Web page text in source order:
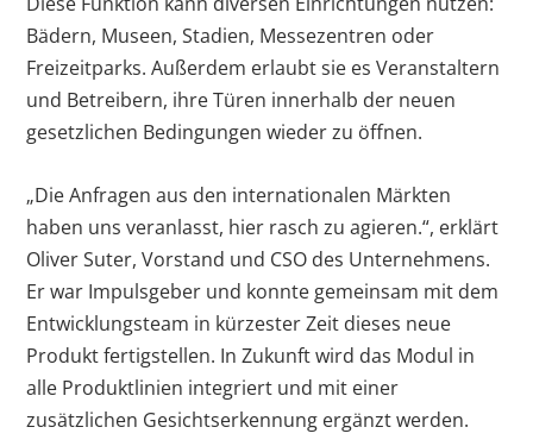
Bädern, Museen, Stadien, Messezentren oder
Freizeitparks. Außerdem erlaubt sie es Veranstaltern
und Betreibern, ihre Türen innerhalb der neuen
gesetzlichen Bedingungen wieder zu öffnen.
„Die Anfragen aus den internationalen Märkten
haben uns veranlasst, hier rasch zu agieren.“, erklärt
Oliver Suter, Vorstand und CSO des Unternehmens.
Er war Impulsgeber und konnte gemeinsam mit dem
Entwicklungsteam in kürzester Zeit dieses neue
Produkt fertigstellen. In Zukunft wird das Modul in
alle Produktlinien integriert und mit einer
zusätzlichen Gesichtserkennung ergänzt werden.